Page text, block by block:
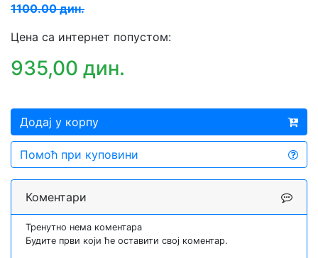
1100.00 дин.
Цена са интернет попустом:
935,00 дин.
Додај у корпу
Помоћ при куповини
Коментари
Тренутно нема коментара
Будите први који ће оставити свој коментар.